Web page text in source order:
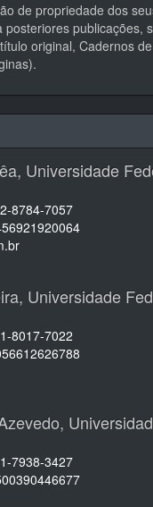
de propriedade dos
publicações,
original, Cadernos
Universidade
8784-7057
Universidade
8017-7022
7938-3427